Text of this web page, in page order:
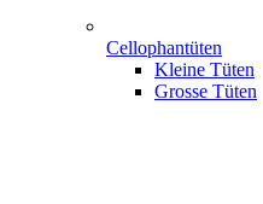
Cellophantüten
Kleine Tüten
Grosse Tüten